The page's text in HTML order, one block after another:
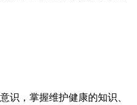
识，掌握维护健康的知识、